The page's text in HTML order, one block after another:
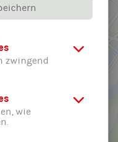
zwingend
wie